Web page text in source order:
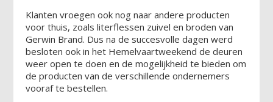
Klanten vroegen ook nog naar andere producten
voor thuis, zoals literflessen zuivel en broden van
Gerwin Brand. Dus na de succesvolle dagen werd
besloten ook in het Hemelvaartweekend de deuren
weer open te doen en de mogelijkheid te bieden om
de producten van de verschillende ondernemers
vooraf te bestellen.